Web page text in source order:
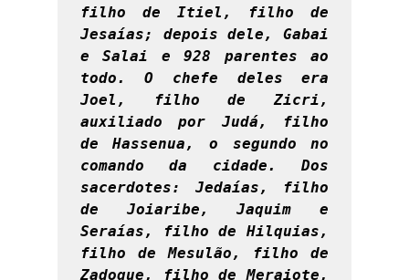
filho de Itiel, filho de
Jesaías; depois dele, Gabai
e Salai e 928 parentes ao
todo. O chefe deles era
Joel, filho de Zicri,
auxiliado por Judá, filho
de Hassenua, o segundo no
comando da cidade. Dos
sacerdotes: Jedaías, filho
de Joiaribe, Jaquim e
Seraías, filho de Hilquias,
filho de Mesulão, filho de
Zadoque, filho de Meraiote,